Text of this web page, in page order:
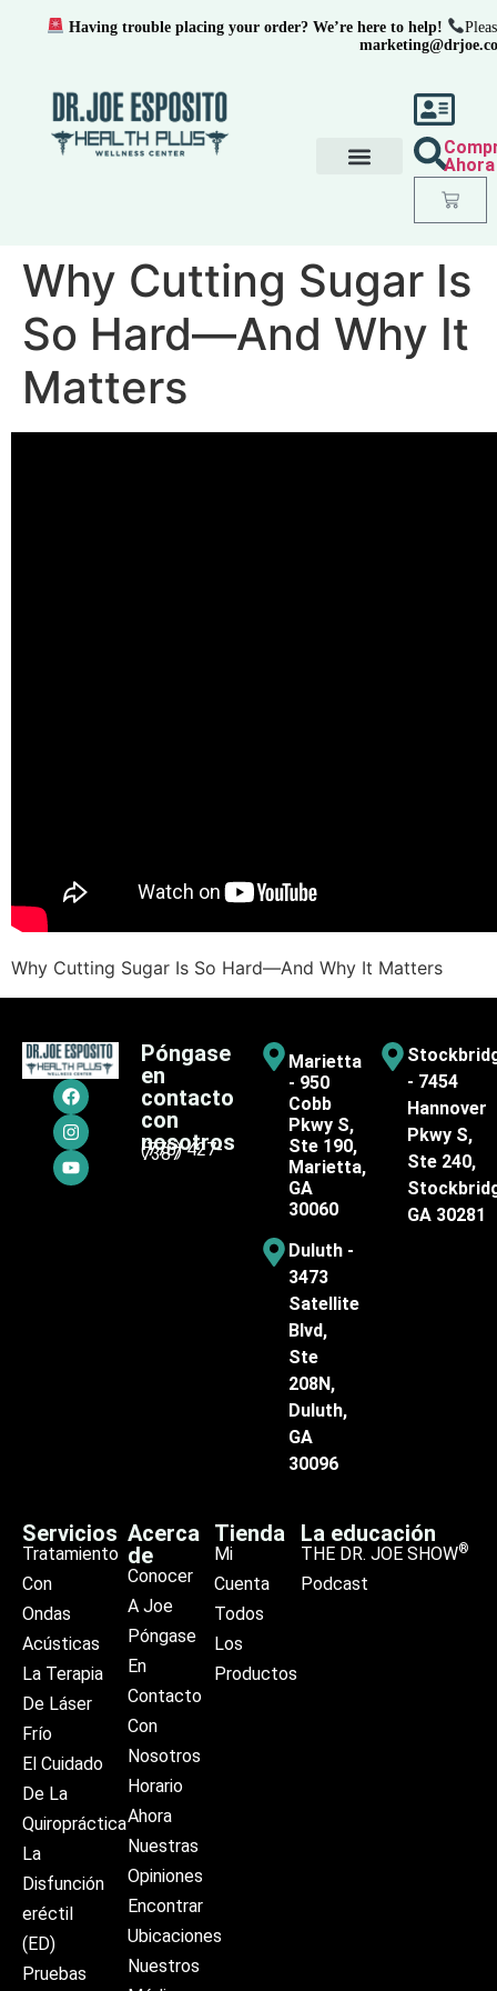
Ahora
Why Cutting Sugar Is
So Hard—And Why It
Matters
Why Cutting Sugar Is So Hard—And Why It Matters
Póngase
en
contacto
con
nosotros
(770) 427-
7387
Marietta
- 950
Cobb
Pkwy S,
Ste 190,
Marietta,
GA
30060
Duluth -
3473
Satellite
Blvd,
Ste
208N,
Duluth,
GA
30096
- 7454
Hannover
Pkwy S,
Ste 240,
GA 30281
Servicios
Tratamiento
Con
Ondas
Acústicas
La Terapia
De Láser
Frío
El Cuidado
De La
Quiropráctica
La
Disfunción
eréctil
(ED)
Pruebas
Acerca
de
Conocer
A Joe
Póngase
En
Contacto
Con
Nosotros
Horario
Ahora
Nuestras
Opiniones
Encontrar
Ubicaciones
Nuestros
Tienda
Mi
Cuenta
Todos
Los
Productos
La educación
THE DR. JOE SHOW®
Podcast
Having trouble placing your order? We’re here to help!